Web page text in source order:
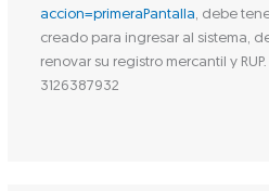
accion=primeraPantalla, debe
creado para ingresar al sistema,
renovar su registro mercantil y
3126387932